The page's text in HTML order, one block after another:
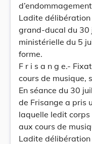
Ladite
grand-ducal du 30
ministérielle du 5
forme.
F r i s a n g e.-
cours de musique,
En séance du 30
de Frisange a pris
laquelle ledit
aux cours de
Ladite